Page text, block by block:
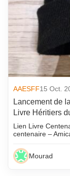
AAESFF15 Oct.
Lancement de
Livre Héritiers
Lien Livre
centenaire –
Mourad